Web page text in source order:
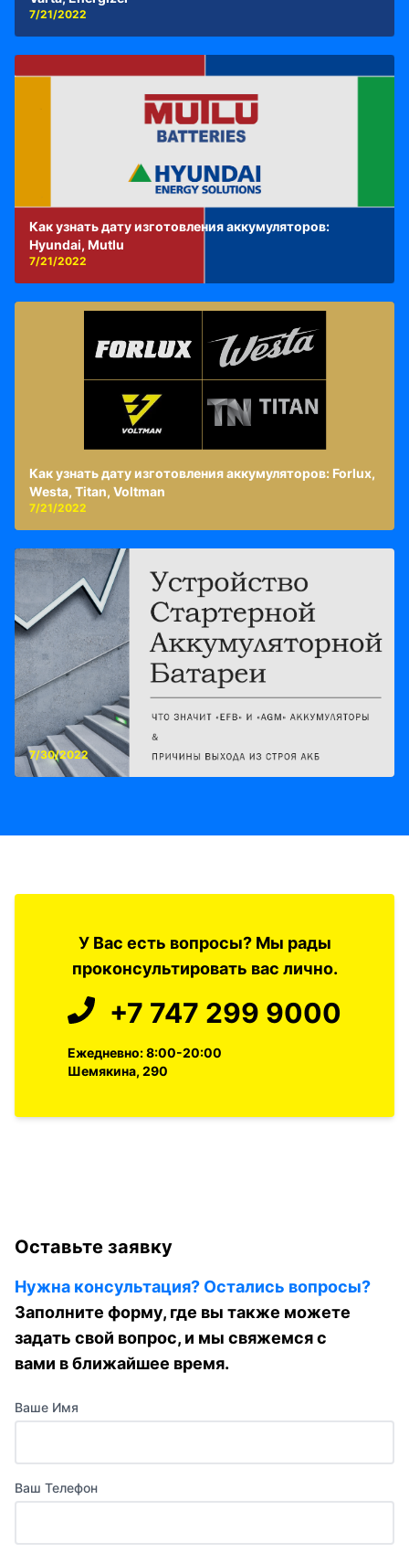
7/21/2022
Как узнать дату изготовления аккумуляторов:
Hyundai, Mutlu
7/21/2022
Как узнать дату изготовления аккумуляторов: Forlux,
Westa, Titan, Voltman
7/21/2022
7/30/2022
У Вас есть вопросы? Мы рады
проконсультировать вас лично.
+7 747 299 9000
Ежедневно: 8:00-20:00
Шемякина, 290
Оставьте заявку
Нужна консультация? Остались вопросы?
Заполните форму, где вы также можете
задать свой вопрос, и мы свяжемся с
вами в ближайшее время.
Ваше Имя
Ваш Телефон